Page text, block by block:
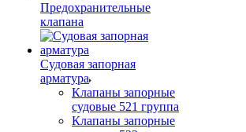
Предохранительные
клапана
Судовая запорная
арматура
Клапаны запорные
судовые 521 группа
Клапаны запорные